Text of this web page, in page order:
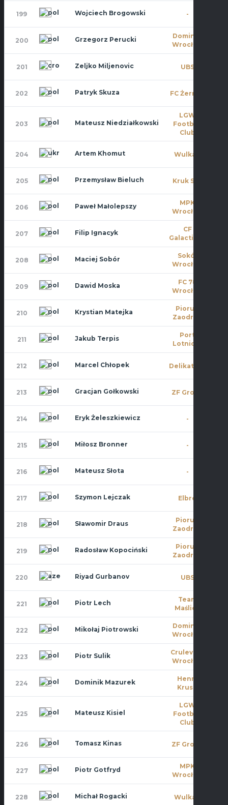
199 Wojciech Brogowski -
200 Grzegorz Perucki
Dominat
Wrocław
201 Zeljko Miljenovic UBS
202 Patryk Skuza FC Żerniki
203 Mateusz Niedziałkowski
LGW
Football
Club
204 Artem Khomut Wulkan
205 Przemysław Bieluch Kruk S.A.
206 Paweł Małolepszy
MPK
Wrocław
207 Filip Ignacyk
CF
Galacticos
208 Maciej Sobór
Sokół
Wrocław
209 Dawid Moska
FC 78
Wrocław
210 Krystian Matejka
Piorun
Zaodrze
211 Jakub Terpis
Port
Lotniczy
212 Marcel Chłopek Delikatesy
213 Gracjan Gołkowski ZF Group
214 Eryk Żeleszkiewicz -
215 Miłosz Bronner -
216 Mateusz Słota -
217 Szymon Lejczak Elbro
218 Sławomir Draus
Piorun
Zaodrze
219 Radosław Kopociński
Piorun
Zaodrze
220 Riyad Gurbanov UBS
221 Piotr Lech
Team
Maślice
222 Mikołaj Piotrowski
Dominat
Wrocław
223 Piotr Sulik
Crulevsca
Wrocław
224 Dominik Mazurek
Henry
Kruse
225 Mateusz Kisiel
LGW
Football
Club
226 Tomasz Kinas ZF Group
227 Piotr Gotfryd
MPK
Wrocław
228 Michał Rogacki Wulkan